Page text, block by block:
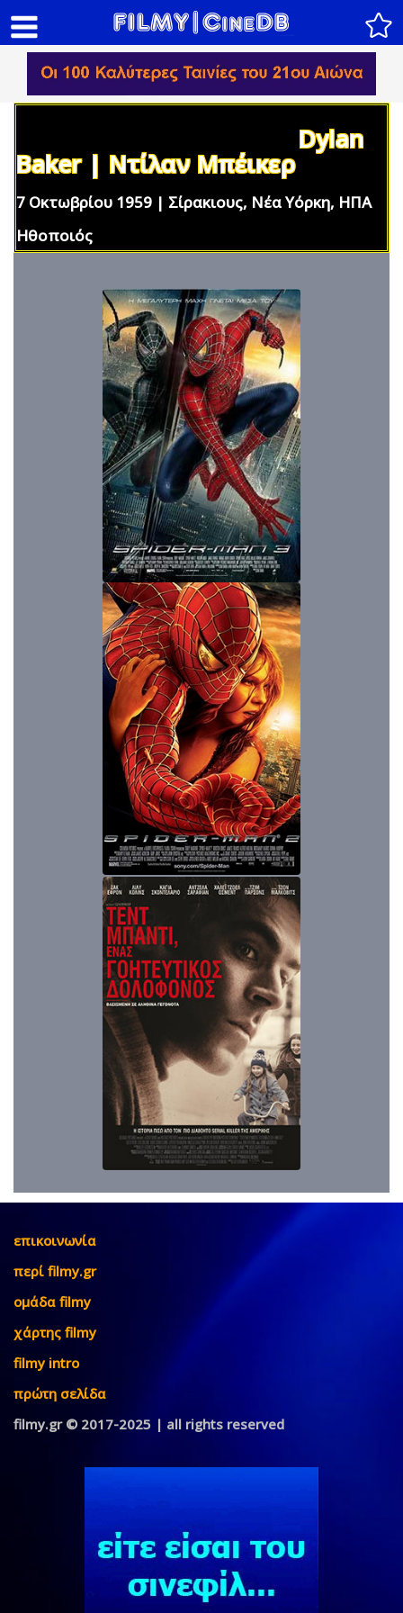
Dylan
Baker | Ντίλαν Μπέικερ
7 Οκτωβρίου 1959 | Σίρακιους, Νέα Υόρκη, ΗΠΑ
Ηθοποιός
επικοινωνία
περί filmy.gr
ομάδα filmy
χάρτης filmy
filmy intro
πρώτη σελίδα
filmy.gr © 2017-2025 | all rights reserved